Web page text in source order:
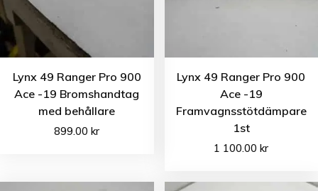
Lynx 49 Ranger Pro 900
Ace -19 Bromshandtag
med behållare
899.00kr
Lynx 49 Ranger Pro 900
Ace -19
Framvagnsstötdämpare
1st
1 100.00kr